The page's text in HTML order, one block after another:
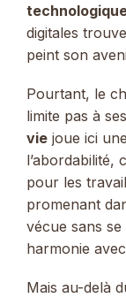
digitales
peint son
Pourtant, le
limite pas à
vie joue ici
l’abordabilité,
pour les
promenant
vécue sans
harmonie
Mais au-delà